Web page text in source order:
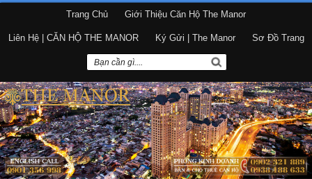
Trang Chủ Giới Thiệu Căn Hộ The Manor
Liên Hệ | CĂN HỘ THE MANOR Ký Gửi | The Manor Sơ Đồ Trang